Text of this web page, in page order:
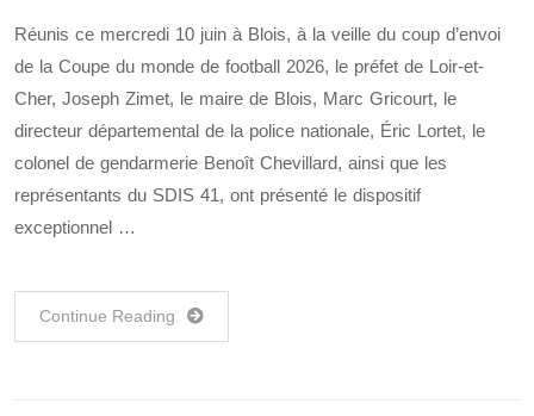
Réunis ce mercredi 10 juin à Blois, à la veille du coup d’envoi
de la Coupe du monde de football 2026, le préfet de Loir-et-
Cher, Joseph Zimet, le maire de Blois, Marc Gricourt, le
directeur départemental de la police nationale, Éric Lortet, le
colonel de gendarmerie Benoît Chevillard, ainsi que les
représentants du SDIS 41, ont présenté le dispositif
exceptionnel …
Continue Reading